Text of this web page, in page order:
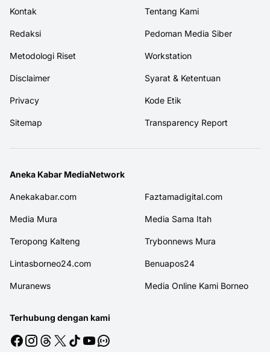
Kontak Tentang Kami
Redaksi Pedoman Media Siber
Metodologi Riset Workstation
Disclaimer Syarat & Ketentuan
Privacy Kode Etik
Sitemap Transparency Report
Aneka Kabar MediaNetwork
Anekakabar.com Faztamadigital.com
Media Mura Media Sama Itah
Teropong Kalteng Trybonnews Mura
Lintasborneo24.com Benuapos24
Muranews Media Online Kami Borneo
Terhubung dengan kami